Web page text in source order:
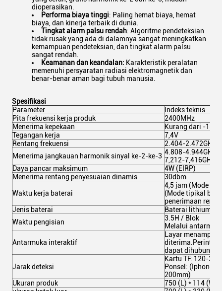
dioperasikan.
Performa biaya tinggi: Paling hemat biaya, hemat
biaya, dan kinerja terbaik di dunia.
Tingkat alarm palsu rendah: Algoritme pendeteksian
tidak rusak yang ada di dalamnya sangat meningkatkan
kemampuan pendeteksian, dan tingkat alarm palsu
sangat rendah.
Keamanan dan keandalan: Karakteristik peralatan
memenuhi persyaratan radiasi elektromagnetik dan
benar-benar aman bagi tubuh manusia.
Spesifikasi
Parameter
Indeks teknis
Pita frekuensi kerja produk
2400MHz
Menerima kepekaan
Kurang dari -135
Tegangan kerja
7,4V
Rentang frekuensi
2.404-2.472GHz
Menerima jangkauan harmonik sinyal ke-2-ke-3 4.808-4.944GHz
7,212-7,416GHz
Daya pancar maksimum
4W (EIRP)
Menerima rentang penyesuaian dinamis
30dbm
Waktu kerja baterai
4,5 jam (Mode
(Mode tipikal
penerimaan
Jenis baterai
Baterai lithium
Waktu pengisian
3.5H / Blok
Melalui
Antarmuka interaktif
Layar
diterima.Perintah
dapat
Jarak deteksi
Kartu TF: 120-
Ponsel:
200mm)
Ukuran produk
750 (L) * 114 (W)